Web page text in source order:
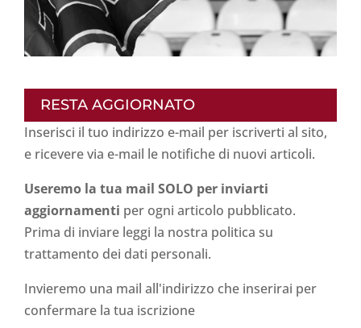
RESTA AGGIORNATO
Inserisci il tuo indirizzo e-mail per iscriverti al sito,
e ricevere via e-mail le notifiche di nuovi articoli.
Useremo la tua mail SOLO per inviarti
aggiornamenti per ogni articolo pubblicato.
Prima di inviare leggi la nostra politica su
trattamento dei dati personali.
Invieremo una mail all'indirizzo che inserirai per
confermare la tua iscrizione